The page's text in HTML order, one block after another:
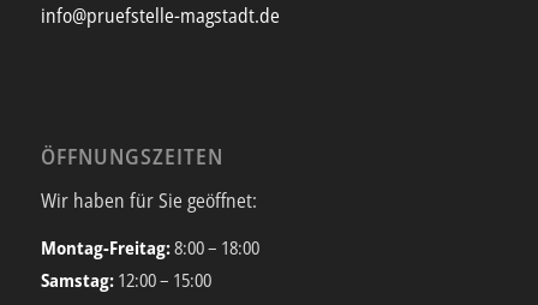
info@pruefstelle-magstadt.de
ÖFFNUNGSZEITEN
Wir haben für Sie geöffnet:
Montag-Freitag:8:00 – 18:00
Samstag: 12:00 – 15:00